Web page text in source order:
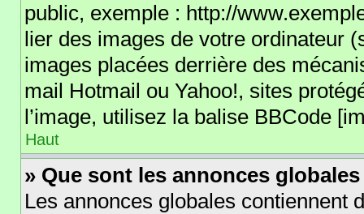
public, exemple : http://
lier des images de votre ordinateur
images placées derrière des
mail Hotmail ou Yahoo!, sites
l’image, utilisez la balise BBCode
Haut
» Que sont les annonces
Les annonces globales contiennent